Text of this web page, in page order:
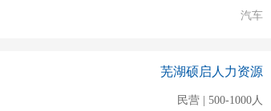
汽车
芜湖硕启人力资源
民营 | 500-1000人